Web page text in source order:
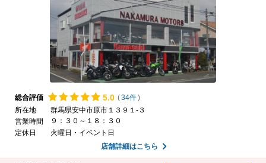
総合評価 5.0 (34件)
所在地
群馬県安中市原市１３９１-３
営業時間
９：３０～１８：３０
定休日
火曜日・イベント日
店舗詳細はこちら